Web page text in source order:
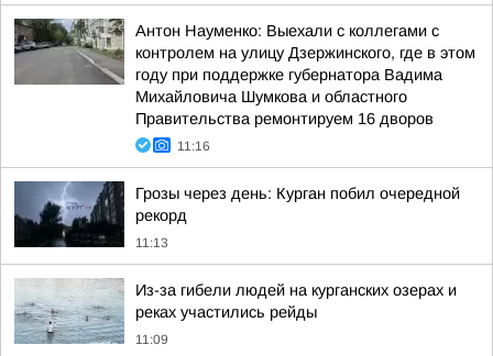
Антон Науменко: Выехали с коллегами с
контролем на улицу Дзержинского, где в этом
году при поддержке губернатора Вадима
Михайловича Шумкова и областного
Правительства ремонтируем 16 дворов
11:16
Грозы через день: Курган побил очередной
рекорд
11:13
Из-за гибели людей на курганских озерах и
реках участились рейды
11:09